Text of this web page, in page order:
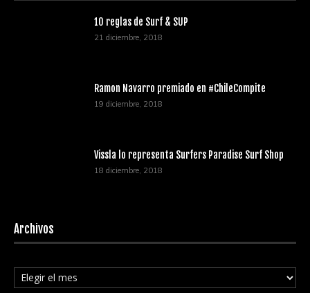
10 reglas de Surf & SUP
21 diciembre, 2018
Ramon Navarro premiado en #ChileCompite
19 diciembre, 2018
Vissla lo representa Surfers Paradise Surf Shop
18 diciembre, 2018
Archivos
Archivos